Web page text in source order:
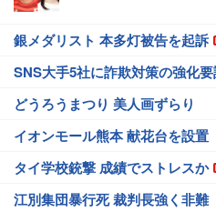
銀メダリスト 本多灯被告を起訴
SNS大手5社に詐欺対策の強化
どうろうまつり 美人画ずらり
イオンモール熊本 献花台を設置
タイ学校銃撃 成績でストレスか
江別集団暴行死 裁判長強く非難